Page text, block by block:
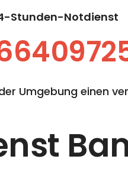
Stunden-Notdienst
Umgebung einen